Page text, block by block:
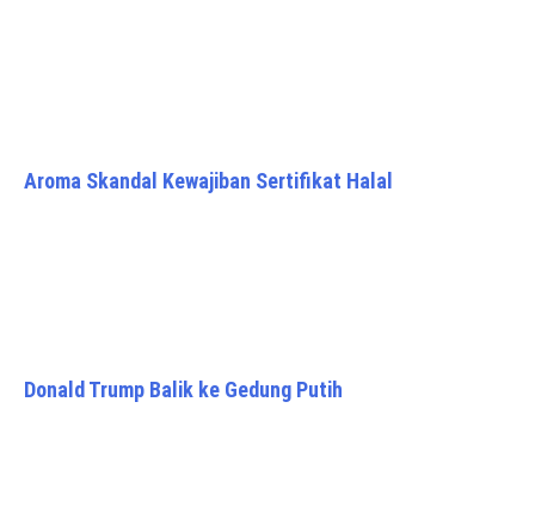
Aroma Skandal Kewajiban Sertifikat Halal
Donald Trump Balik ke Gedung Putih